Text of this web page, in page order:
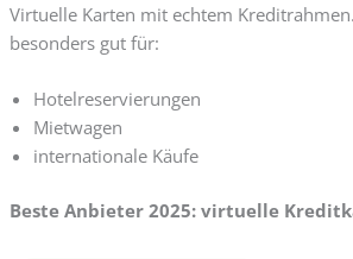
Virtuelle Karten mit echtem
besonders gut für:
Hotelreservierungen
Mietwagen
internationale Käufe
Beste Anbieter 2025: virtuelle